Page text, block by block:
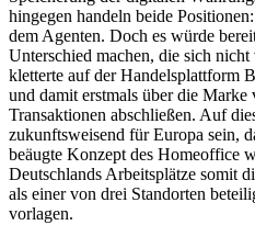
hingegen handeln beide
dem Agenten. Doch es würde
Unterschied machen, die sich
kletterte auf der Handelsplattform
und damit erstmals über die
Transaktionen abschließen. Auf
zukunftsweisend für Europa sein,
beäugte Konzept des Homeoffice
Deutschlands Arbeitsplätze somit
als einer von drei Standorten
vorlagen.